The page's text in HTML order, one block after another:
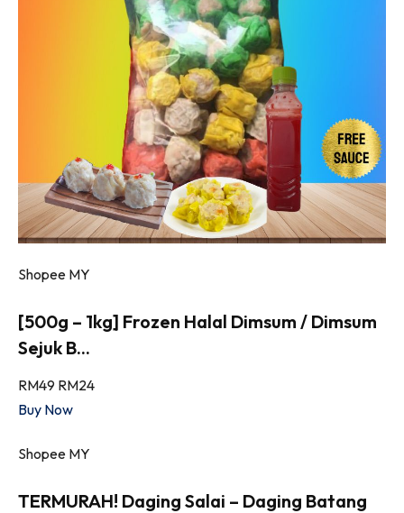
Shopee MY
[500g – 1kg] Frozen Halal Dimsum / Dimsum
Sejuk B...
RM49 RM24
Buy Now
Shopee MY
TERMURAH! Daging Salai – Daging Batang